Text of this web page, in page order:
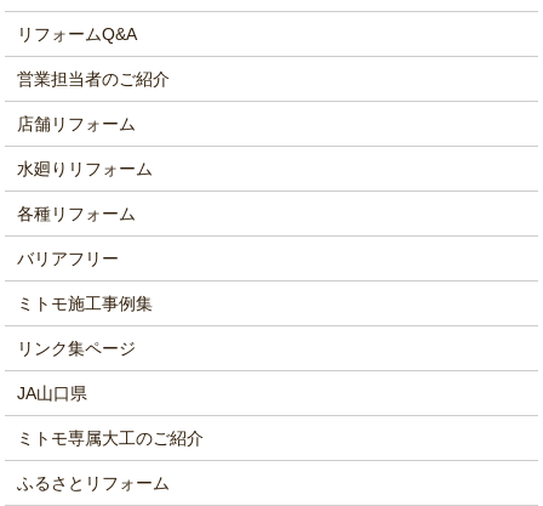
リフォームQ&A
営業担当者のご紹介
店舗リフォーム
水廻りリフォーム
各種リフォーム
バリアフリー
ミトモ施工事例集
リンク集ページ
JA山口県
ミトモ専属大工のご紹介
ふるさとリフォーム